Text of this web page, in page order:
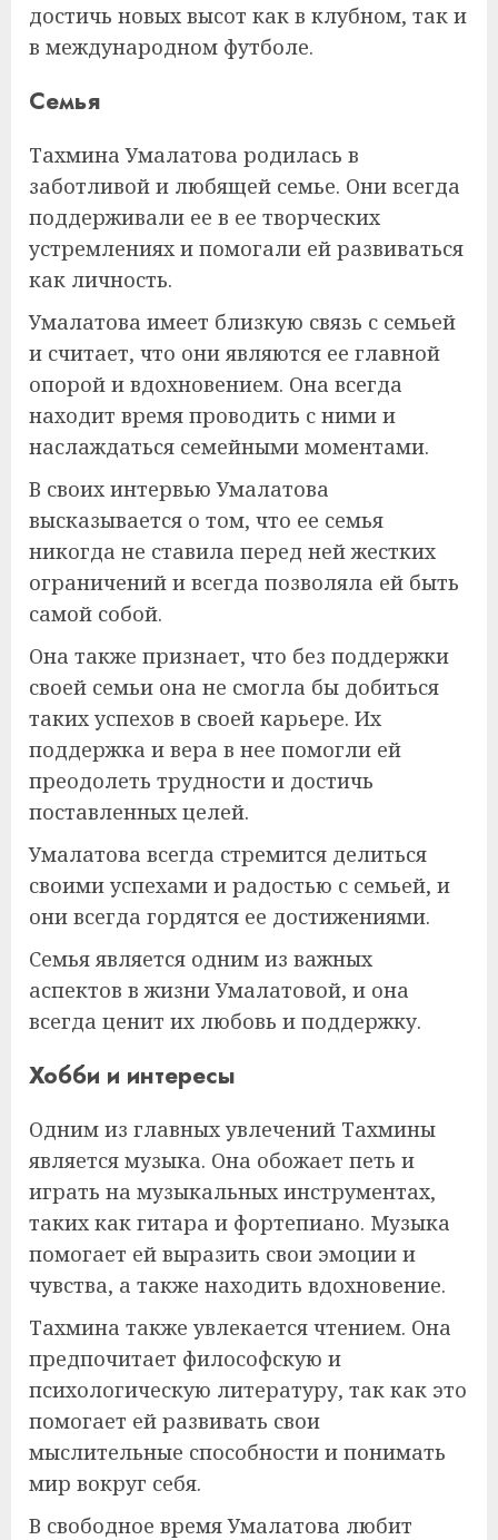
достичь новых высот как в клубном, так и
в международном футболе.
Семья
Тахмина Умалатова родилась в
заботливой и любящей семье. Они всегда
поддерживали ее в ее творческих
устремлениях и помогали ей развиваться
как личность.
Умалатова имеет близкую связь с семьей
и считает, что они являются ее главной
опорой и вдохновением. Она всегда
находит время проводить с ними и
наслаждаться семейными моментами.
В своих интервью Умалатова
высказывается о том, что ее семья
никогда не ставила перед ней жестких
ограничений и всегда позволяла ей быть
самой собой.
Она также признает, что без поддержки
своей семьи она не смогла бы добиться
таких успехов в своей карьере. Их
поддержка и вера в нее помогли ей
преодолеть трудности и достичь
поставленных целей.
Умалатова всегда стремится делиться
своими успехами и радостью с семьей, и
они всегда гордятся ее достижениями.
Семья является одним из важных
аспектов в жизни Умалатовой, и она
всегда ценит их любовь и поддержку.
Хобби и интересы
Одним из главных увлечений Тахмины
является музыка. Она обожает петь и
играть на музыкальных инструментах,
таких как гитара и фортепиано. Музыка
помогает ей выразить свои эмоции и
чувства, а также находить вдохновение.
Тахмина также увлекается чтением. Она
предпочитает философскую и
психологическую литературу, так как это
помогает ей развивать свои
мыслительные способности и понимать
мир вокруг себя.
В свободное время Умалатова любит